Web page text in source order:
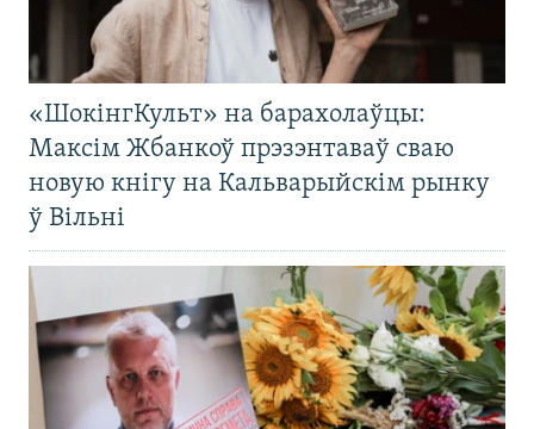
«ШокінгКульт» на барахолаўцы:
Максім Жбанкоў прэзэнтаваў сваю
новую кнігу на Кальварыйскім рынку
ў Вільні